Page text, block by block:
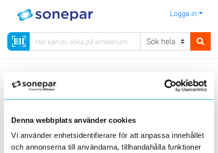
Denna webbplats använder cookies
Vi använder enhetsidentifierare för att anpassa innehållet
och annonserna till användarna, tillhandahålla funktioner
Logga in
Ball kameror 35-serien
Visa produkter från alla underliggande kategorier